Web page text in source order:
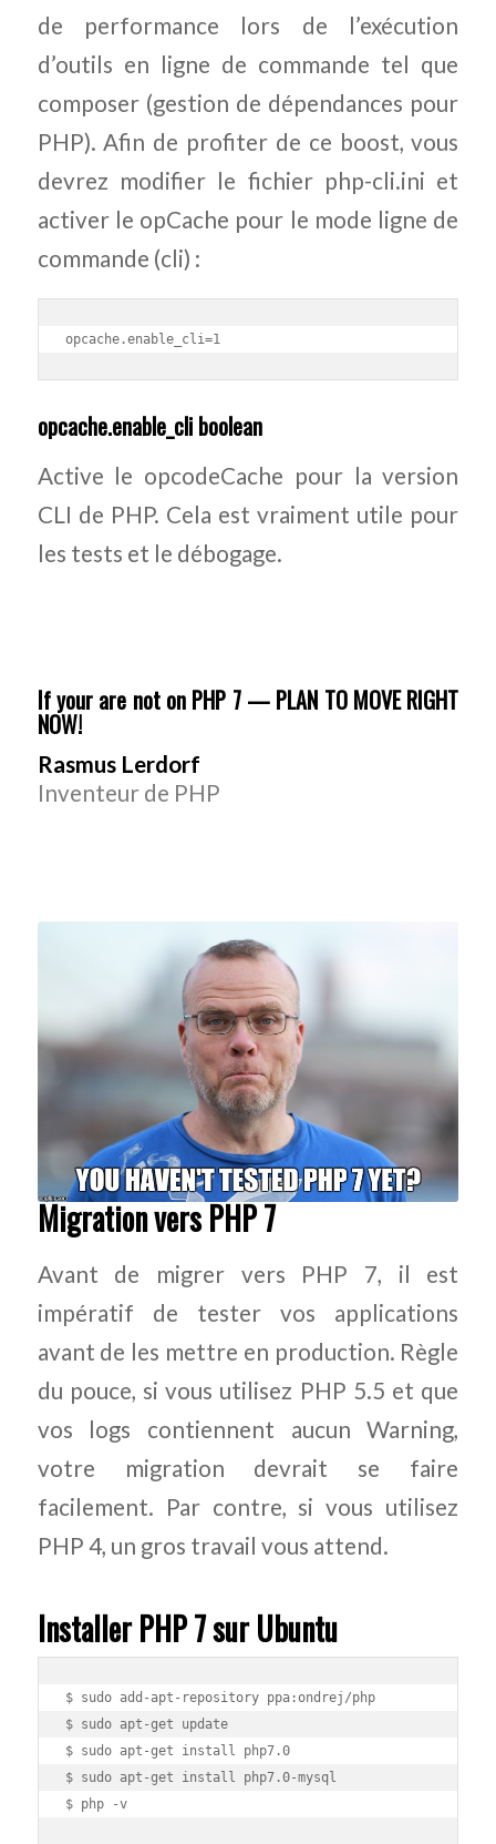
de performance lors de l’exécution
d’outils en ligne de commande tel que
composer (gestion de dépendances pour
PHP). Afin de profiter de ce boost, vous
devrez modifier le fichier php-cli.ini et
activer le opCache pour le mode ligne de
commande (cli) :
opcache.enable_cli=1
opcache.enable_cli boolean
Active le opcodeCache pour la version
CLI de PHP. Cela est vraiment utile pour
les tests et le débogage.
If your are not on PHP 7 — PLAN TO MOVE RIGHT
NOW!
Rasmus Lerdorf
Inventeur de PHP
Migration vers PHP 7
Avant de migrer vers PHP 7, il est
impératif de tester vos applications
avant de les mettre en production. Règle
du pouce, si vous utilisez PHP 5.5 et que
vos logs contiennent aucunWarning,
votre migration devrait se faire
facilement. Par contre, si vous utilisez
PHP 4, un gros travail vous attend.
Installer PHP 7 sur Ubuntu
$ sudo add-apt-repository ppa:ondrej/php
$ sudo apt-get update
$ sudo apt-get install php7.0
$ sudo apt-get install php7.0-mysql
$ php -v